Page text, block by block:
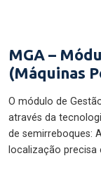
MGA –
(Máquinas
O módulo de
através da
de semirreboques:
localização precisa